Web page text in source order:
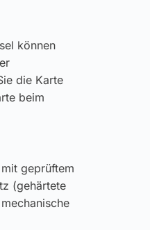
können
die Karte
beim
geprüftem
(gehärtete